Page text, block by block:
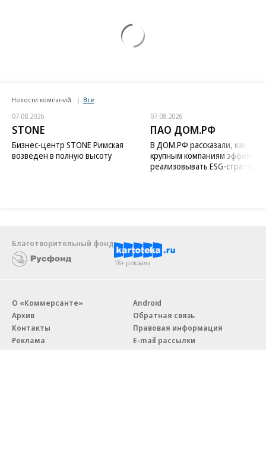
Новости компаний Все
07.08.2026
STONE
Бизнес-центр STONE Римская
возведен в полную высоту
07.08.2026
ПАО ДОМ.РФ
В ДОМ.РФ рассказали, как
крупным компаниям
реализовывать ESG-стратегию
Благотворительный фонд
18+ реклама
О «Коммерсанте»
Архив
Контакты
Реклама
Android
Обратная связь
Правовая информация
E-mail рассылки